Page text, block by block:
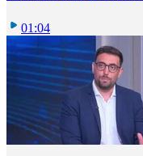
01:04